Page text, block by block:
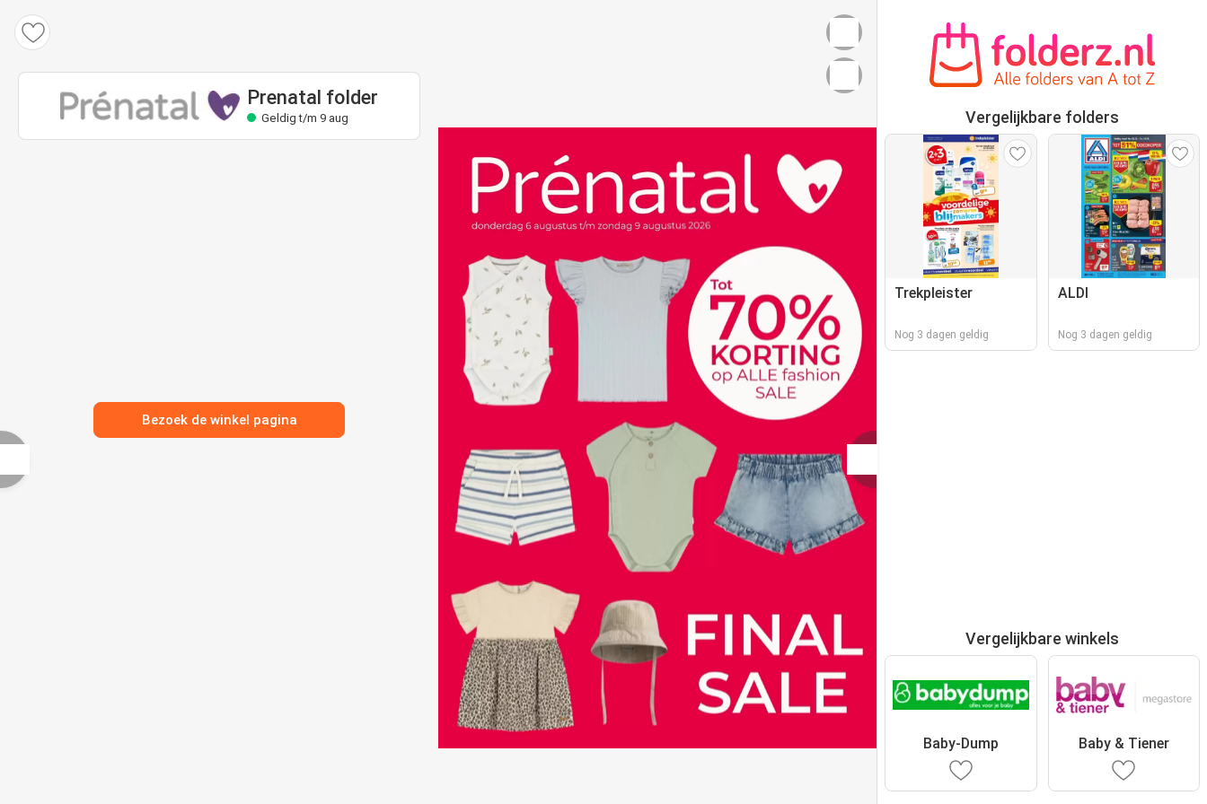
Prenatal folder
Geldig t/m 9 aug
Bezoek de winkel pagina
Vergelijkbare folders
Trekpleister
Nog 3 dagen geldig
ALDI
Nog 3 dagen geldig
Vergelijkbare winkels
Baby-Dump Baby & Tiener